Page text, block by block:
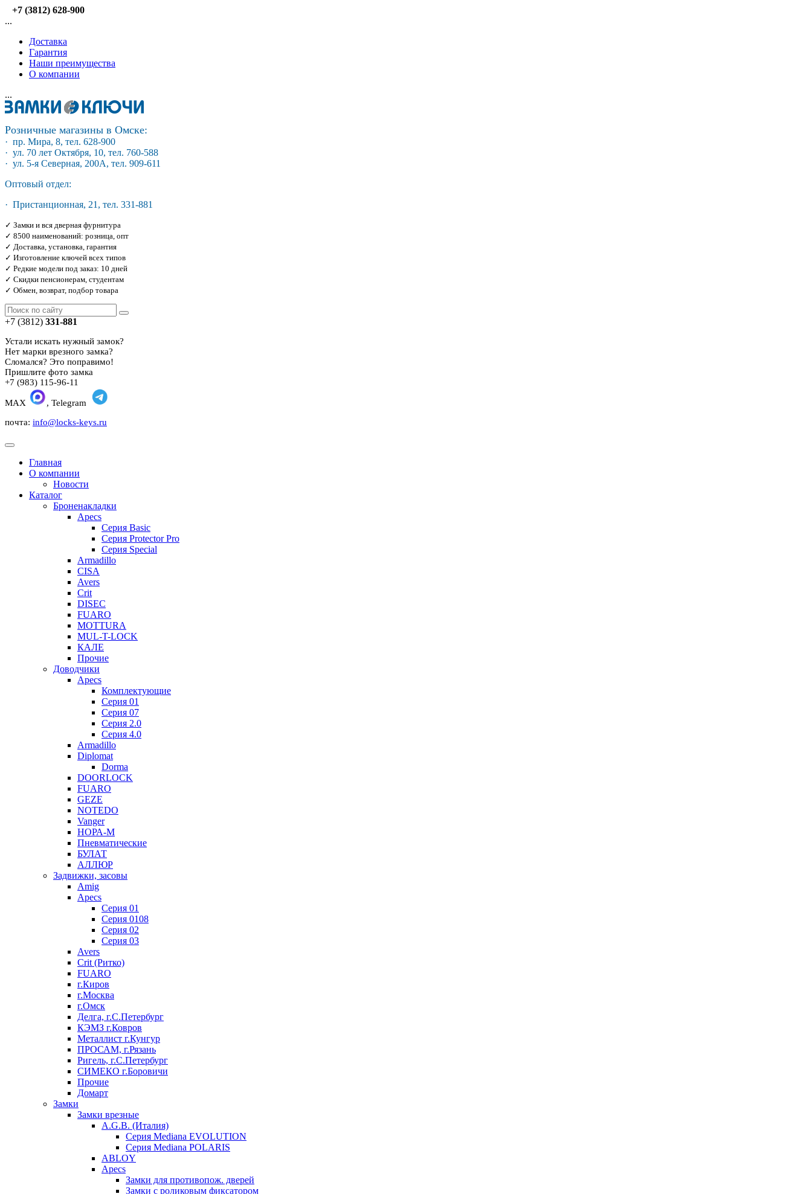
+7 (3812) 628-900
...
Доставка
Гарантия
Наши преимущества
О компании
...
Розничные магазины в Омске:
· пр. Мира, 8, тел. 628-900
· ул. 70 лет Октября, 10, тел. 760-588
· ул. 5-я Северная, 200А, тел. 909-611
Оптовый отдел:
· Пристанционная, 21, тел. 331-881
✓ Замки и вся дверная фурнитура
✓ 8500 наименований: розница, опт
✓ Доставка, установка, гарантия
✓ Изготовление ключей всех типов
✓ Редкие модели под заказ: 10 дней
✓ Скидки пенсионерам, студентам
✓ Обмен, возврат, подбор товара
+7 (3812) 331-881
Устали искать нужный замок?
Нет марки врезного замка?
Сломался? Это поправимо!
Пришлите фото замка
+7 (983) 115-96-11
MAX
, Telegram
почта: info@locks-keys.ru
Главная
О компании
Новости
Каталог
Броненакладки
Apecs
Серия Basic
Серия Protector Pro
Серия Special
Armadillo
CISA
Avers
Crit
DISEC
FUARO
MOTTURA
MUL-T-LOCK
КАЛЕ
Прочие
Доводчики
Apecs
Комплектующие
Серия 01
Серия 07
Серия 2.0
Серия 4.0
Armadillo
Diplomat
Dorma
DOORLOCK
FUARO
GEZE
NOTEDO
Vanger
НОРА-М
Пневматические
БУЛАТ
АЛЛЮР
Задвижки, засовы
Amig
Apecs
Серия 01
Серия 0108
Серия 02
Серия 03
Avers
Crit (Ритко)
FUARO
г.Киров
г.Москва
г.Омск
Делга, г.С.Петербург
КЭМЗ г.Ковров
Металлист г.Кунгур
ПРОСАМ, г.Рязань
Ригель, г.С.Петербург
СИМЕКО г.Боровичи
Прочие
Домарт
Замки
Замки врезные
A.G.B. (Италия)
Серия Mediana EVOLUTION
Серия Mediana POLARIS
ABLOY
Apecs
Замки для противопож. дверей
Замки с роликовым фиксатором